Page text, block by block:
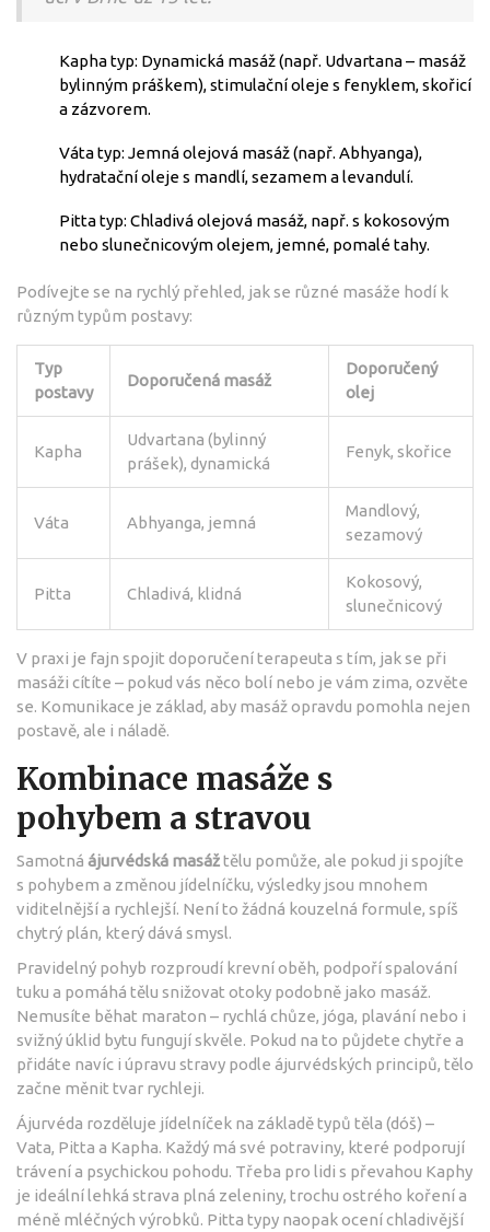
Kapha typ: Dynamická masáž (např. Udvartana – masáž
bylinným práškem), stimulační oleje s fenyklem, skořicí
a zázvorem.
Váta typ: Jemná olejová masáž (např. Abhyanga),
hydratační oleje s mandlí, sezamem a levandulí.
Pitta typ: Chladivá olejová masáž, např. s kokosovým
nebo slunečnicovým olejem, jemné, pomalé tahy.
Podívejte se na rychlý přehled, jak se různé masáže hodí k
různým typům postavy:
Typ
postavy
Doporučená masáž
Doporučený
olej
Kapha
Udvartana (bylinný
prášek), dynamická
Fenyk, skořice
Váta Abhyanga, jemná
Mandlový,
sezamový
Pitta Chladivá, klidná
Kokosový,
slunečnicový
V praxi je fajn spojit doporučení terapeuta s tím, jak se při
masáži cítíte – pokud vás něco bolí nebo je vám zima, ozvěte
se. Komunikace je základ, aby masáž opravdu pomohla nejen
postavě, ale i náladě.
Kombinace masáže s
pohybem a stravou
Samotná ájurvédská masážtělu pomůže, ale pokud ji spojíte
s pohybem a změnou jídelníčku, výsledky jsou mnohem
viditelnější a rychlejší. Není to žádná kouzelná formule, spíš
chytrý plán, který dává smysl.
Pravidelný pohyb rozproudí krevní oběh, podpoří spalování
tuku a pomáhá tělu snižovat otoky podobně jako masáž.
Nemusíte běhat maraton – rychlá chůze, jóga, plavání nebo i
svižný úklid bytu fungují skvěle. Pokud na to půjdete chytře a
přidáte navíc i úpravu stravy podle ájurvédských principů, tělo
začne měnit tvar rychleji.
Ájurvéda rozděluje jídelníček na základě typů těla (dóš) –
Vata, Pitta a Kapha. Každý má své potraviny, které podporují
trávení a psychickou pohodu. Třeba pro lidi s převahou Kaphy
je ideální lehká strava plná zeleniny, trochu ostrého koření a
méně mléčných výrobků. Pitta typy naopak ocení chladivější